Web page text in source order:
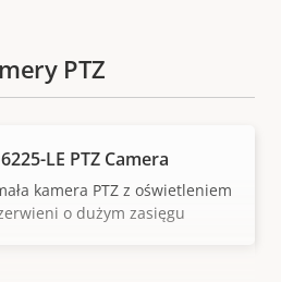
PTZ
LE PTZ Camera
kamera PTZ z oświetleniem
o dużym zasięgu